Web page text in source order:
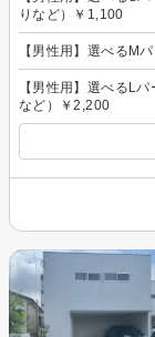
りなど）￥1,100
【男性用】選べるM
【男性用】選べるL
など）￥2,200